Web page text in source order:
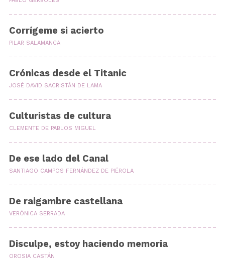
Corrígeme si acierto
PILAR SALAMANCA
Crónicas desde el Titanic
JOSÉ DAVID SACRISTÁN DE LAMA
Culturistas de cultura
CLEMENTE DE PABLOS MIGUEL
De ese lado del Canal
SANTIAGO CAMPOS FERNÁNDEZ DE PIÉROLA
De raigambre castellana
VERÓNICA SERRADA
Disculpe, estoy haciendo memoria
OROSIA CASTÁN